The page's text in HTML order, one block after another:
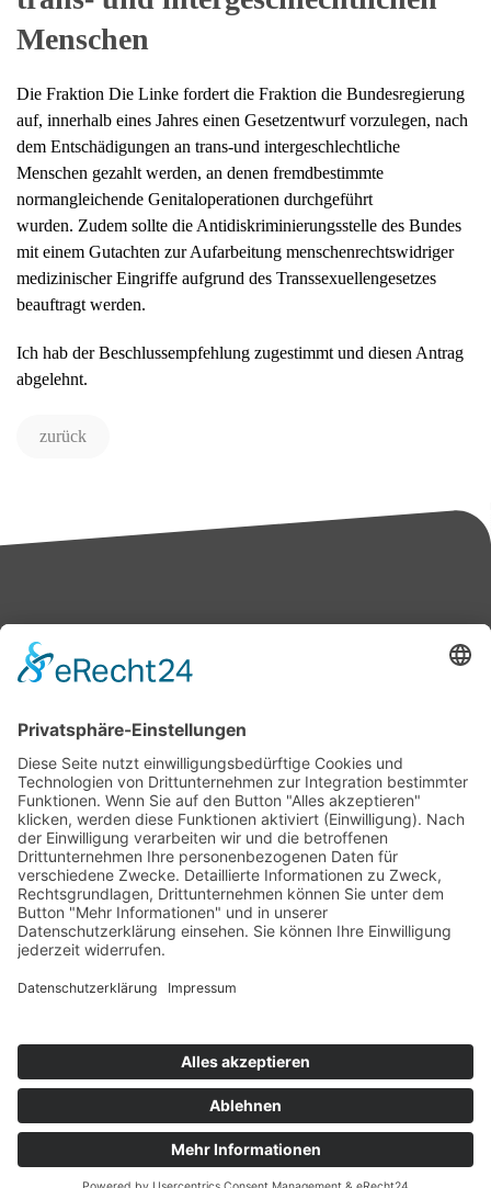
Menschen
Die Fraktion Die Linke fordert die Fraktion die Bundesregierung
auf, innerhalb eines Jahres einen Gesetzentwurf vorzulegen, nach
dem Entschädigungen an trans-und intergeschlechtliche
Menschen gezahlt werden, an denen fremdbestimmte
normangleichende Genitaloperationen durchgeführt
wurden. Zudem sollte die Antidiskriminierungsstelle des Bundes
mit einem Gutachten zur Aufarbeitung menschenrechtswidriger
medizinischer Eingriffe aufgrund des Transsexuellengesetzes
beauftragt werden.
Ich hab der Beschlussempfehlung zugestimmt und diesen Antrag
abgelehnt.
zurück
Mitglied des Deutschen Bundestages
Presse & Downloads
Pressemitteilungen
Pressefotos
BASis Info
Newsletter-Abo
Kontakt Datenschutz
Impressum